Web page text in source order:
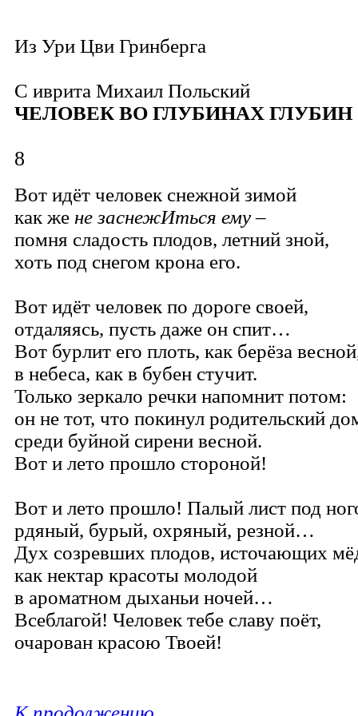
Из Ури Цви Гринберга
С иврита Михаил Польский
ЧЕЛОВЕК ВО ГЛУБИНАХ ГЛУБИН
8
Вот идёт человек снежной зимой
как же не заснежИться ему –
помня сладость плодов, летний зной,
хоть под снегом крона его.
Вот идёт человек по дороге своей,
отдаляясь, пусть даже он спит…
Вот бурлит его плоть, как берёза
в небеса, как в бубен стучит.
Только зеркало речки напомнит потом:
он не тот, что покинул родительский
среди буйной сирени весной.
Вот и лето прошло стороной!
Вот и лето прошло! Палый лист под
рдяный, бурый, охряный, резной…
Дух созревших плодов, источающих
как нектар красоты молодой
в ароматном дыханьи ночей…
Всеблагой! Человек тебе славу поёт,
очарован красою Твоей!